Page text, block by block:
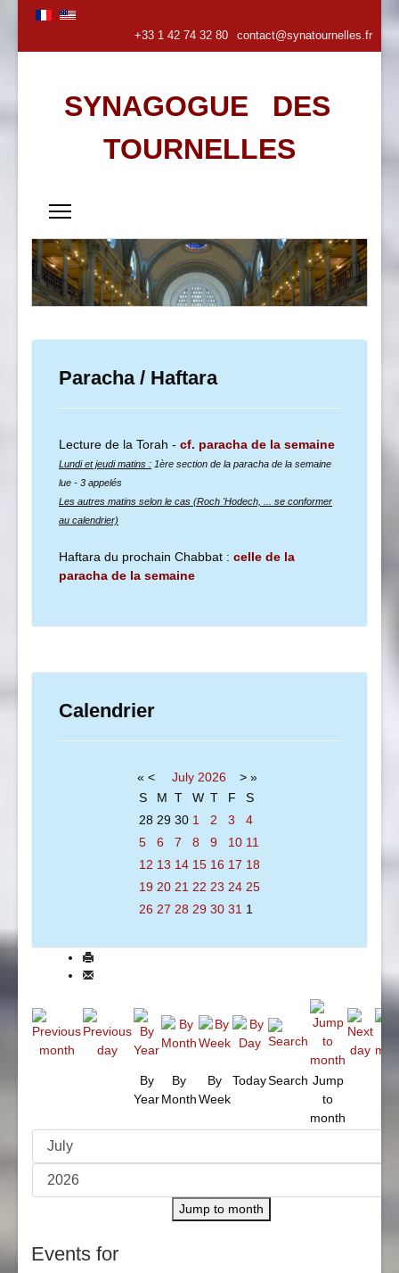
+33 1 42 74 32 80 contact@synatournelles.fr
SYNAGOGUE DES
TOURNELLES
Paracha / Haftara
Lecture de la Torah - cf. paracha de la semaine
Lundi et jeudi matins : 1ère section de la paracha de la semaine
lue - 3 appelés
Les autres matins selon le cas (Roch 'Hodech, ... se conformer
au calendrier)
Haftara du prochain Chabbat : celle de la
paracha de la semaine
Calendrier
« < July 2026 > »
S
M T W T F
S
28 29 30 1 2 3
4
5
6 7 8 9 10 11
12 13 14 15 16 17 18
19 20 21 22 23 24 25
26 27 28 29 30 31 1
By
Year
By
Month
By
Week
TodaySearch Jump
to
month
Jump to month
Events for